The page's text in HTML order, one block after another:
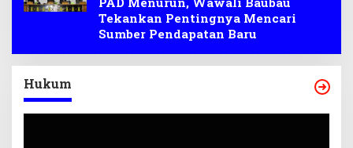
Tekankan Pentingnya Mencari
Sumber Pendapatan Baru
Hukum